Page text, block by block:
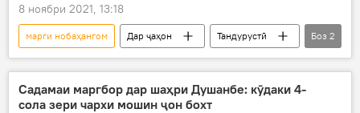
8 ноябри 2021, 13:18
марги нобаҳангом Дар ҷаҳон
Тандурустӣ
коронавирус
бемор
Боз 2
Садамаи маргбор дар шаҳри Душанбе: кӯдаки 4-
сола зери чархи мошин ҷон бохт